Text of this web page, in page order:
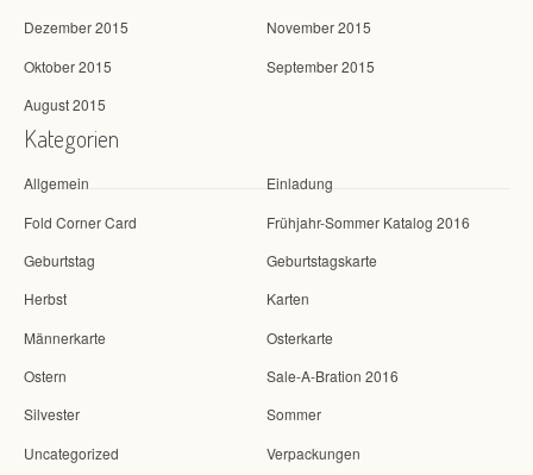
Dezember 2015
November 2015
Oktober 2015
September 2015
August 2015
Kategorien
Allgemein
Einladung
Fold Corner Card
Frühjahr-Sommer Katalog 2016
Geburtstag
Geburtstagskarte
Herbst
Karten
Männerkarte
Osterkarte
Ostern
Sale-A-Bration 2016
Silvester
Sommer
Uncategorized
Verpackungen